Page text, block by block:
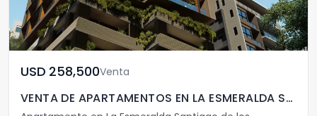
USD	258,500Venta
VENTA DE APARTAMENTOS EN LA ESMERALDA SANTIAGO